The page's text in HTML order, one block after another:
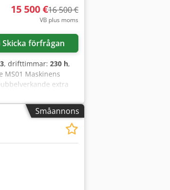
15 500 €16 500 €
VB plus moms
Skicka förfrågan
, drifttimmar: 230 h,
MS01 Maskinens
extra
är icke-bindande,
Småannons